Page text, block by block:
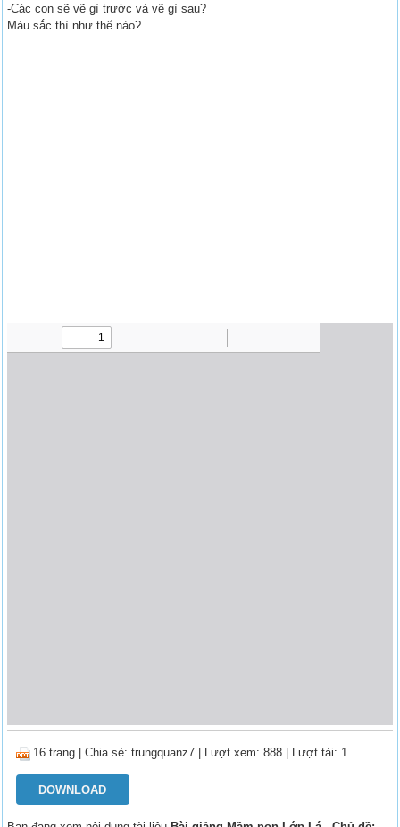
-Các con sẽ vẽ gì trước và vẽ gì sau?
Màu sắc thì như thế nào?
16 trang |Chia sẻ:trungquanz7 | Lượt xem: 888 | Lượt tải: 1
DOWNLOAD